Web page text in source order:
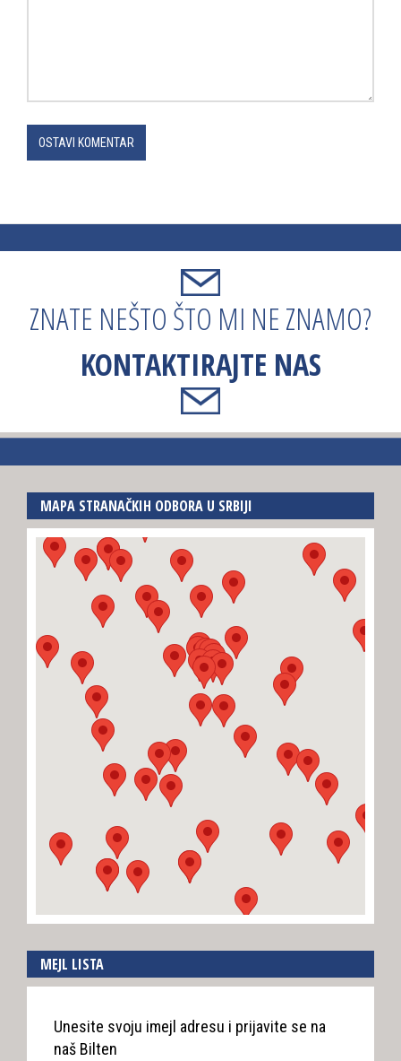
OSTAVI KOMENTAR
ZNATE NEŠTO ŠTO MI NE ZNAMO?
KONTAKTIRAJTE NAS
MAPA STRANAČKIH ODBORA U SRBIJI
MEJL LISTA
Unesite svoju imejl adresu i prijavite se na
naš Bilten